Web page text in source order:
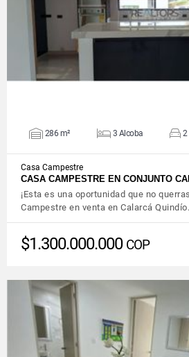
VIEW DETAILS
286 m² 3 Alcoba 2
Casa Campestre
CASA CAMPESTRE EN CONJUNTO
¡Esta es una oportunidad que no
Campestre en venta en Calarcá
$1.300.000.000 COP